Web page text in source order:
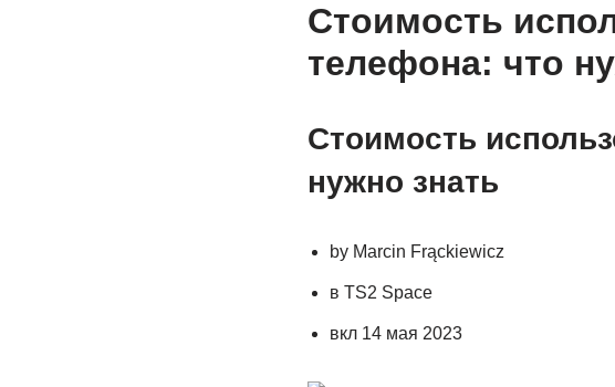
Стоимость
телефона: что
Стоимость
нужно знать
by Marcin Frąckiewicz
в TS2 Space
вкл 14 мая 2023